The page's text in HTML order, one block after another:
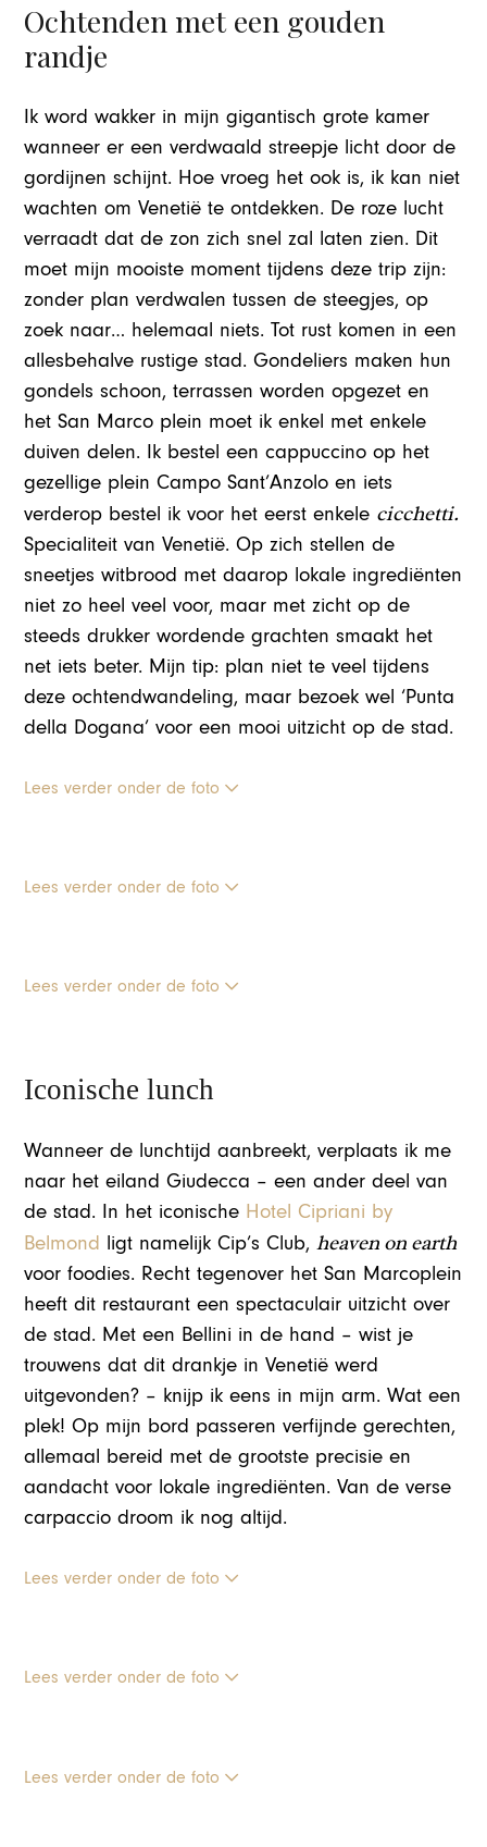
Ochtenden met een gouden
randje
Ik word wakker in mijn gigantisch grote kamer
wanneer er een verdwaald streepje licht door de
gordijnen schijnt. Hoe vroeg het ook is, ik kan niet
wachten om Venetië te ontdekken. De roze lucht
verraadt dat de zon zich snel zal laten zien. Dit
moet mijn mooiste moment tijdens deze trip zijn:
zonder plan verdwalen tussen de steegjes, op
zoek naar… helemaal niets. Tot rust komen in een
allesbehalve rustige stad. Gondeliers maken hun
gondels schoon, terrassen worden opgezet en
het San Marco plein moet ik enkel met enkele
duiven delen. Ik bestel een cappuccino op het
gezellige plein Campo Sant’Anzolo en iets
verderop bestel ik voor het eerst enkele cicchetti.
Specialiteit van Venetië. Op zich stellen de
sneetjes witbrood met daarop lokale ingrediënten
niet zo heel veel voor, maar met zicht op de
steeds drukker wordende grachten smaakt het
net iets beter. Mijn tip: plan niet te veel tijdens
deze ochtendwandeling, maar bezoek wel ‘Punta
della Dogana’ voor een mooi uitzicht op de stad.
Lees verder onder de foto
Lees verder onder de foto
Lees verder onder de foto
Iconische lunch
Wanneer de lunchtijd aanbreekt, verplaats ik me
naar het eiland Giudecca – een ander deel van
de stad. In het iconische Hotel Cipriani by
Belmond ligt namelijk Cip’s Club,heaven on earth
voor foodies. Recht tegenover het San Marcoplein
heeft dit restaurant een spectaculair uitzicht over
de stad. Met een Bellini in de hand – wist je
trouwens dat dit drankje in Venetië werd
uitgevonden? – knijp ik eens in mijn arm. Wat een
plek! Op mijn bord passeren verfijnde gerechten,
allemaal bereid met de grootste precisie en
aandacht voor lokale ingrediënten. Van de verse
carpaccio droom ik nog altijd.
Lees verder onder de foto
Lees verder onder de foto
Lees verder onder de foto